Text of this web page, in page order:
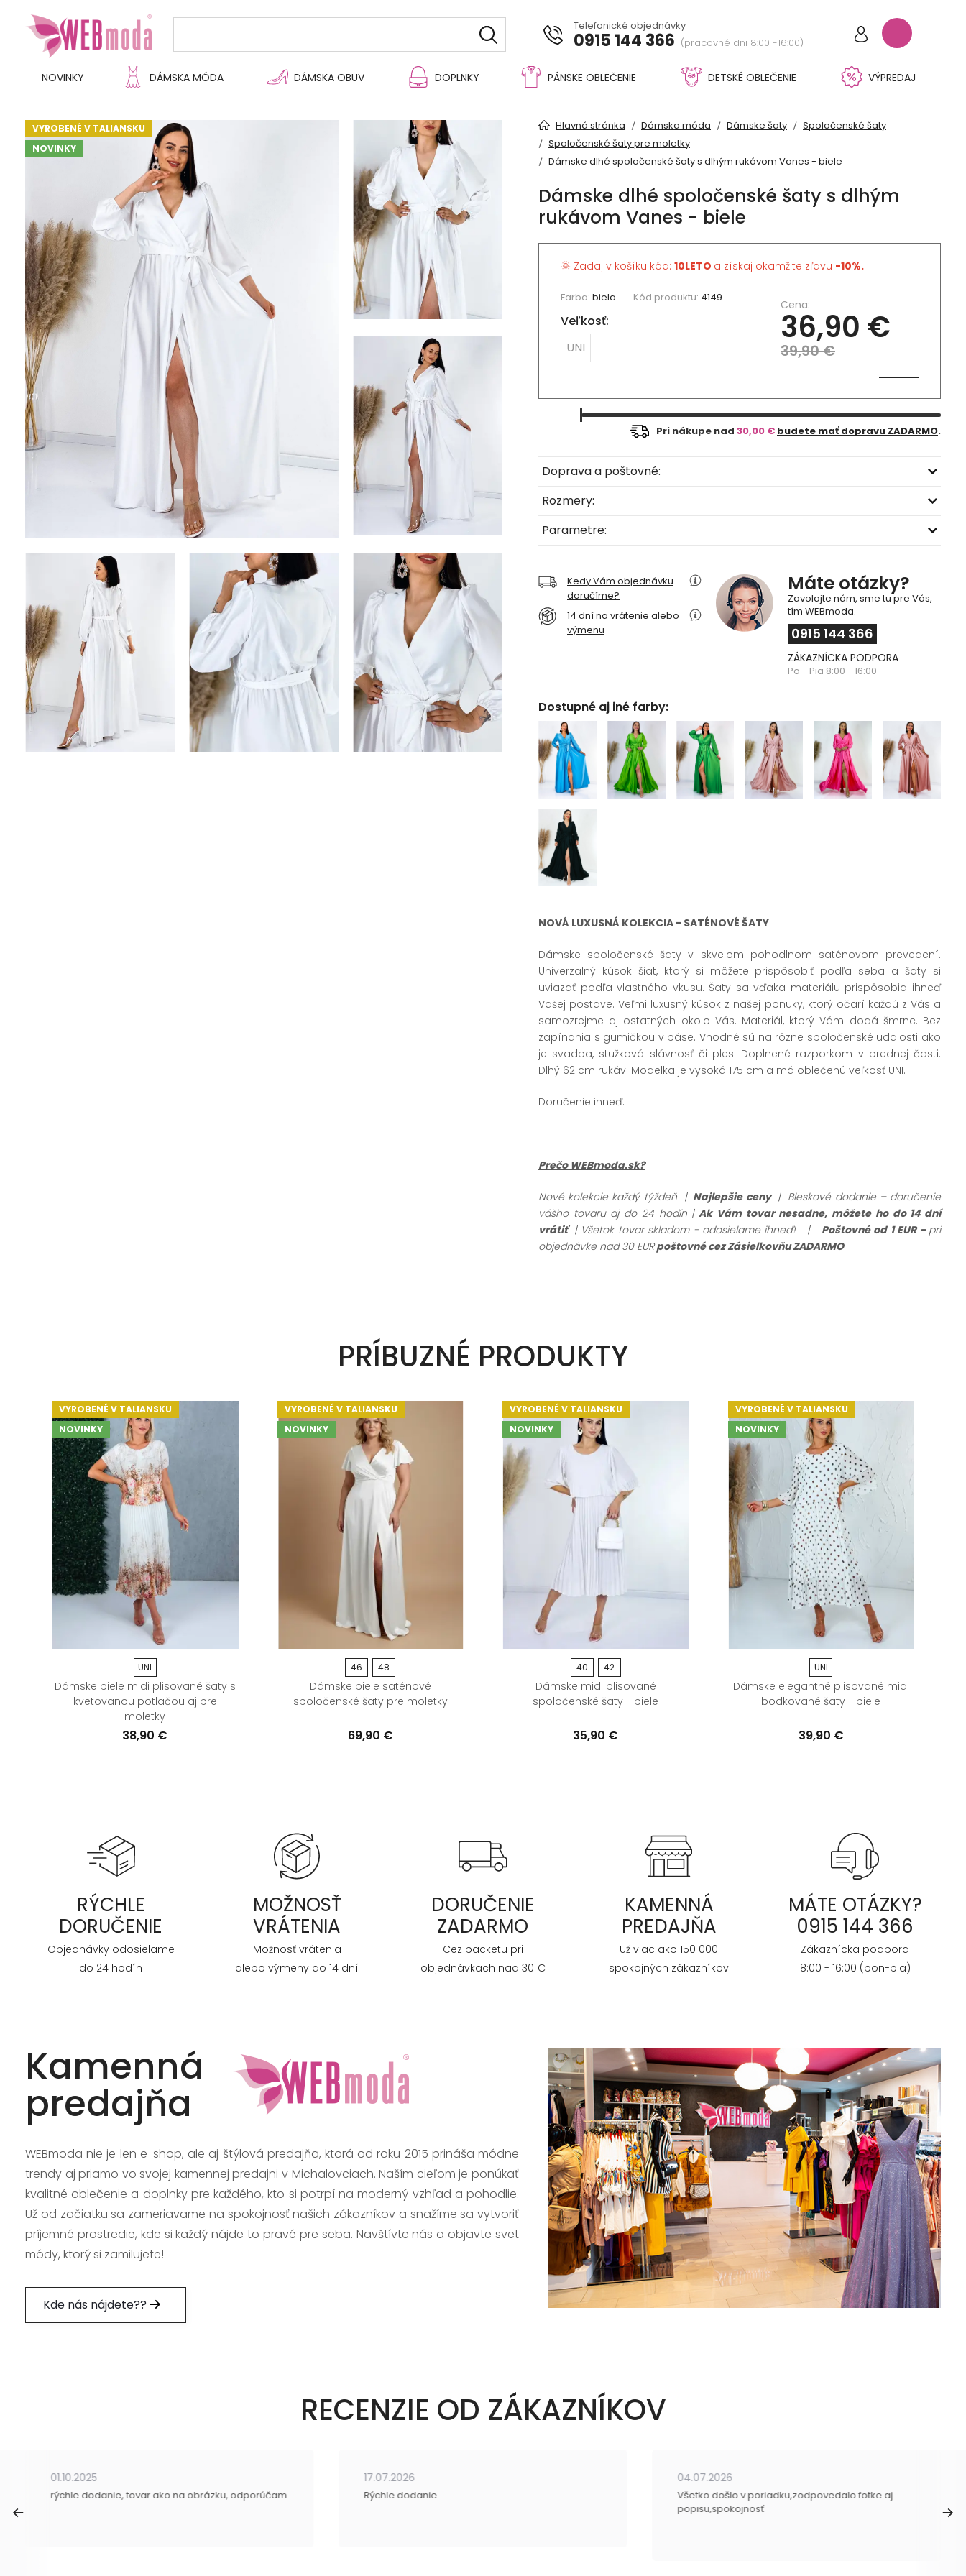
Telefonické objednávky
0915 144 366 (pracovné dni 8:00 -16:00)
NOVINKY DÁMSKA MÓDA DÁMSKA OBUV DOPLNKY PÁNSKE OBLEČENIE DETSKÉ OBLEČENIE VÝPREDAJ
VYROBENÉ V TALIANSKU
NOVINKY
Hlavná stránka Dámska móda Dámske šaty
Spoločenské šaty
Spoločenské šaty pre moletky
Dámske dlhé spoločenské šaty s dlhým rukávom Vanes - biele
Dámske dlhé spoločenské šaty s dlhým
rukávom Vanes - biele
🌞 Zadaj v košíku kód: 10LETO a získaj okamžite zľavu -10%.
Farba: biela Kód produktu: 4149
Veľkosť:
UNI
Cena:
36,90 €
39,90 €
Pri nákupe nad 30,00 € budete mať dopravu ZADARMO.
Doprava a poštovné:
Rozmery:
Parametre:
Kedy Vám objednávku
doručíme?
14 dní na vrátenie alebo
výmenu
Máte otázky?
Zavolajte nám, sme tu pre Vás,
tím WEBmoda.
0915 144 366
ZÁKAZNÍCKA PODPORA
Po - Pia 8:00 - 16:00
Dostupné aj iné farby:
NOVÁ LUXUSNÁ KOLEKCIA - SATÉNOVÉ ŠATY
Dámske spoločenské šaty v skvelom pohodlnom saténovom prevedení.
Univerzalný kúsok šiat, ktorý si môžete prispôsobiť podľa seba a šaty si
uviazať podľa vlastného vkusu. Šaty sa vďaka materiálu prispôsobia ihneď
Vašej postave. Veľmi luxusný kúsok z našej ponuky, ktorý očarí každú z Vás a
samozrejme aj ostatných okolo Vás. Materiál, ktorý Vám dodá šmrnc. Bez
zapínania s gumičkou v páse. Vhodné sú na rôzne spoločenské udalosti ako
je svadba, stužková slávnosť či ples. Doplnené razporkom v prednej časti.
Dlhý 62 cm rukáv. Modelka je vysoká 175 cm a má oblečenú veľkosť UNI.
Doručenie ihneď.
Prečo WEBmoda.sk?
Nové kolekcie každý týždeň |Najlepšie ceny | Bleskové dodanie – doručenie
vášho tovaru aj do 24 hodín |Ak Vám tovar nesadne, môžete ho do 14 dní
vrátiť | Všetok tovar skladom - odosielame ihneď! | Poštovné od 1 EUR - pri
objednávke nad 30 EURpoštovné cez Zásielkovňu ZADARMO
PRÍBUZNÉ PRODUKTY
VYROBENÉ V TALIANSKU
NOVINKY
UNI
Dámske biele midi plisované šaty s
kvetovanou potlačou aj pre
moletky
38,90 €
VYROBENÉ V TALIANSKU
NOVINKY
46 48
Dámske biele saténové
spoločenské šaty pre moletky
69,90 €
VYROBENÉ V TALIANSKU
NOVINKY
40 42
Dámske midi plisované
spoločenské šaty - biele
35,90 €
VYROBENÉ V TALIANSKU
NOVINKY
UNI
Dámske elegantné plisované midi
bodkované šaty - biele
39,90 €
RÝCHLE
DORUČENIE
Objednávky odosielame
do 24 hodín
MOŽNOSŤ
VRÁTENIA
Možnosť vrátenia
alebo výmeny do 14 dní
DORUČENIE
ZADARMO
Cez packetu pri
objednávkach nad 30 €
KAMENNÁ
PREDAJŇA
Už viac ako 150 000
spokojných zákazníkov
MÁTE OTÁZKY?
0915 144 366
Zákaznícka podpora
8:00 - 16:00 (pon-pia)
Kamenná
predajňa
WEBmoda nie je len e-shop, ale aj štýlová predajňa, ktorá od roku 2015 prináša módne
trendy aj priamo vo svojej kamennej predajni v Michalovciach. Naším cieľom je ponúkať
kvalitné oblečenie a doplnky pre každého, kto si potrpí na moderný vzhľad a pohodlie.
Už od začiatku sa zameriavame na spokojnosť našich zákazníkov a snažíme sa vytvoriť
príjemné prostredie, kde si každý nájde to pravé pre seba. Navštívte nás a objavte svet
módy, ktorý si zamilujete!
Kde nás nájdete??
RECENZIE OD ZÁKAZNÍKOV
01.10.2025
rýchle dodanie, tovar ako na obrázku, odporúčam
17.07.2026
Rýchle dodanie
04.07.2026
Všetko došlo v poriadku,zodpovedalo fotke aj
popisu,spokojnosť